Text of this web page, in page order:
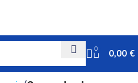
0 0,00 €